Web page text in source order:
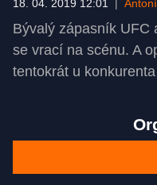
18. 04. 2019 12:01
Bývalý zápasník UFC
se vrací na scénu. A
tentokrát u